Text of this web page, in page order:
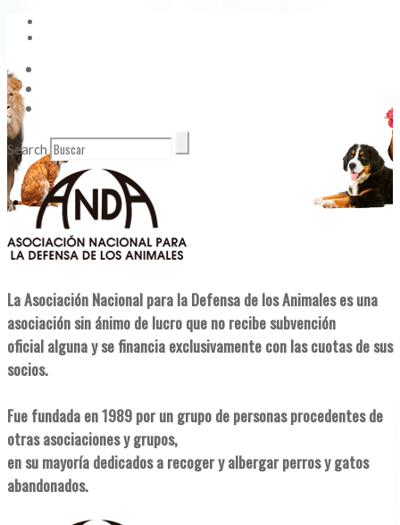
Search
La Asociación Nacional para la Defensa de los Animales es una
asociación sin ánimo de lucro que no recibe subvención
oficial alguna y se financia exclusivamente con las cuotas de sus
socios.
Fue fundada en 1989 por un grupo de personas procedentes de
otras asociaciones y grupos,
en su mayoría dedicados a recoger y albergar perros y gatos
abandonados.